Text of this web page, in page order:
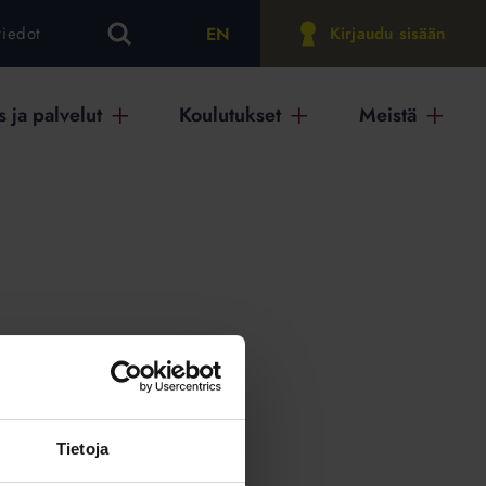
Tietoja
EN Kirjaudu sisään
ja palvelut Koulutukset Meistä